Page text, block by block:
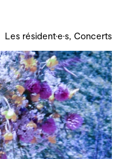
Les résident·e·s, Concerts